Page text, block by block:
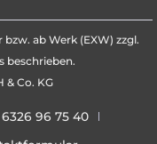
ab Werk (EXW) zzgl.
beschrieben.
& Co. KG
6326 96 75 40